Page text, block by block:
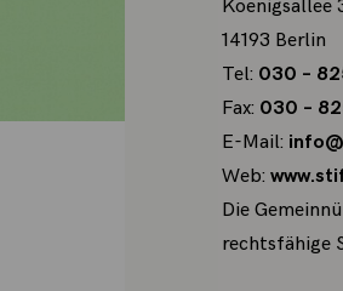
Koenigsallee
14193 Berlin
Tel: 030 –
Fax: 030 –
E-Mail:
Web:
Die
rechtsfähige